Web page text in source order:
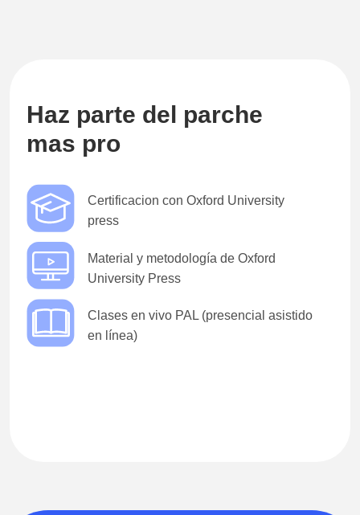
Haz parte del parche
mas pro
Certificacion con Oxford University
press
Material y metodología de Oxford
University Press
Clases en vivo PAL (presencial asistido
en línea)